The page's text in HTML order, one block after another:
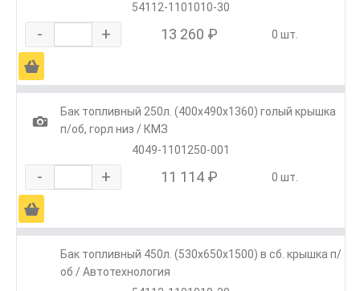
54112-1101010-30
- + 13 260 ₽ 0 шт.
Ä
1
Бак топливный 250л. (400х490х1360) голый крышка
п/об, горл низ / КМЗ
4049-1101250-001
- + 11 114 ₽ 0 шт.
Ä
Бак топливный 450л. (530х650х1500) в сб. крышка п/
об / Автотехнология